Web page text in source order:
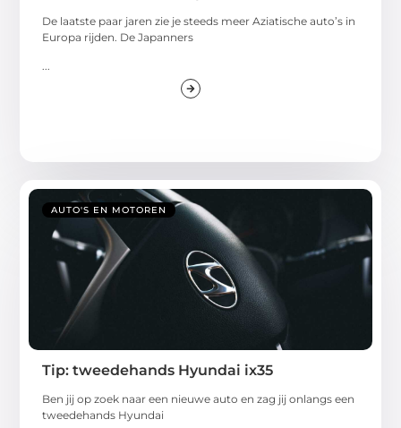
De laatste paar jaren zie je steeds meer Aziatische auto’s in
Europa rijden. De Japanners
AUTO'S EN MOTOREN
Tip: tweedehands Hyundai ix35
Ben jij op zoek naar een nieuwe auto en zag jij onlangs een
tweedehands Hyundai